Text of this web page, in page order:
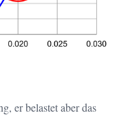
er belastet aber das